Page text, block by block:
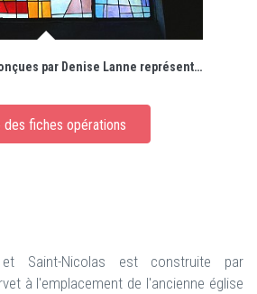
L'une des verrières conçues par Denise Lanne représentant Marie Reine.
des fiches opérations
et Saint-Nicolas est construite par
à l'emplacement de l'ancienne église